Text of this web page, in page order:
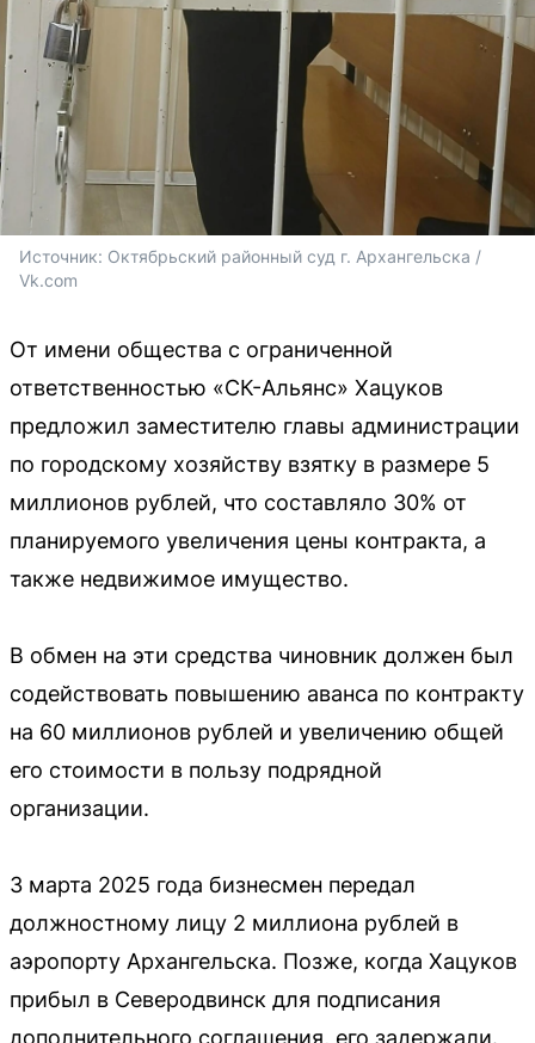
Источник: Октябрьский районный суд г. Архангельска /
Vk.com
От имени общества с ограниченной
ответственностью «СК-Альянс» Хацуков
предложил заместителю главы администрации
по городскому хозяйству взятку в размере 5
миллионов рублей, что составляло 30% от
планируемого увеличения цены контракта, а
также недвижимое имущество.
В обмен на эти средства чиновник должен был
содействовать повышению аванса по контракту
на 60 миллионов рублей и увеличению общей
его стоимости в пользу подрядной
организации.
3 марта 2025 года бизнесмен передал
должностному лицу 2 миллиона рублей в
аэропорту Архангельска. Позже, когда Хацуков
прибыл в Северодвинск для подписания
дополнительного соглашения, его задержали.